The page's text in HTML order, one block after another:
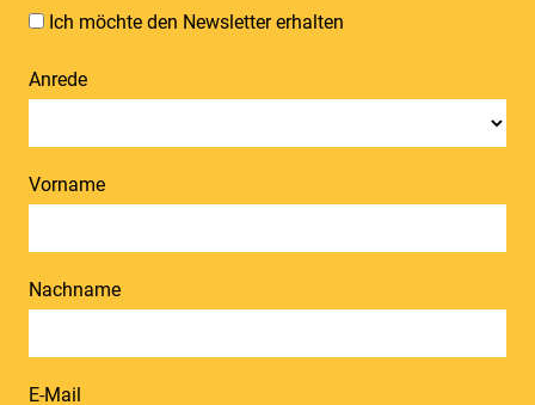
Ich möchte den Newsletter erhalten
Anrede
Vorname
Nachname
E-Mail